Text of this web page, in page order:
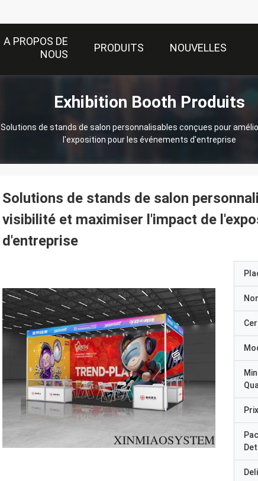
A PROPOS DE
NOUS
PRODUITS NOUVELLES
Exhibition Booth Produits
Solutions de stands de salon personnalisables conçues pour
l'exposition pour les événements d'entreprise
Solutions de stands de salon
visibilité et maximiser l'impact de
d'entreprise
Prix